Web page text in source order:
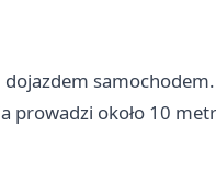
prowadzi około 10